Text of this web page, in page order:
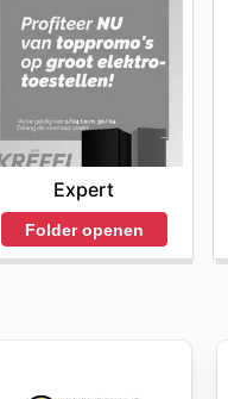
Expert
Folder openen